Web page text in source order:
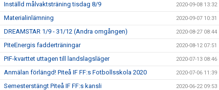
Inställd målvaktsträning tisdag 8/9 2020-09-08 13:32
Materialinlämning 2020-09-07 10:31
DREAMSTAR 1/9 - 31/12 (Andra omgången) 2020-08-27 08:44
PiteEnergis fadderträningar 2020-08-12 07:51
PIF-kvarttet uttagen till landslagsläger 2020-07-13 08:46
Anmälan förlängd! Piteå IF FF:s Fotbollsskola 2020 2020-07-06 11:39
Semesterstängt Piteå IF FF:s kansli 2020-06-22 09:53